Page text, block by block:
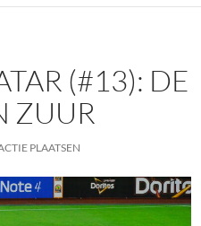
(#13): DE
ZUUR
PLAATSEN